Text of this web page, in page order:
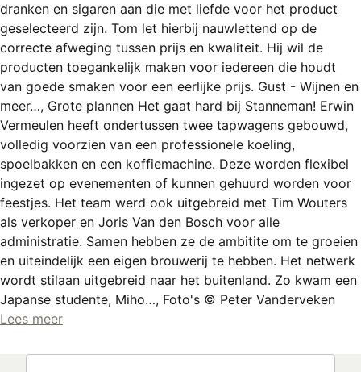
REGISTREREN
ADVERTEREN
MELDPUNT
PERS/PUBLICATIES
FACEBOOK
LINKS
dranken en sigaren aan die met liefde voor het product
geselecteerd zijn. Tom let hierbij nauwlettend op de
correcte afweging tussen prijs en kwaliteit. Hij wil de
producten toegankelijk maken voor iedereen die houdt
van goede smaken voor een eerlijke prijs. Gust - Wijnen en
meer…, Grote plannen Het gaat hard bij Stanneman! Erwin
Vermeulen heeft ondertussen twee tapwagens gebouwd,
volledig voorzien van een professionele koeling,
spoelbakken en een koffiemachine. Deze worden flexibel
ingezet op evenementen of kunnen gehuurd worden voor
feestjes. Het team werd ook uitgebreid met Tim Wouters
als verkoper en Joris Van den Bosch voor alle
administratie. Samen hebben ze de ambitite om te groeien
en uiteindelijk een eigen brouwerij te hebben. Het netwerk
wordt stilaan uitgebreid naar het buitenland. Zo kwam een
Japanse studente, Miho…, Foto's © Peter Vanderveken
Lees meer